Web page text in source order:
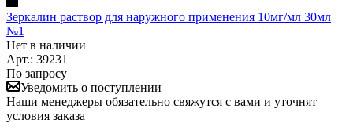
Зеркалин раствор для наружного применения 10мг/мл 30мл
№1
Нет в наличии
Арт.: 39231
По запросу
Уведомить о поступлении
Наши менеджеры обязательно свяжутся с вами и уточнят
условия заказа